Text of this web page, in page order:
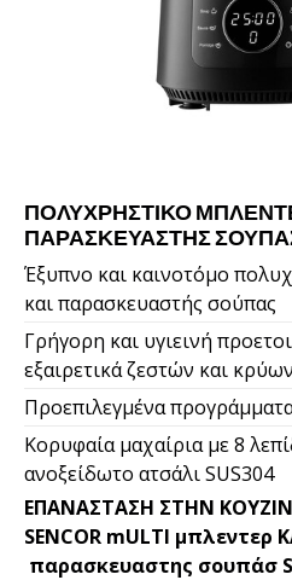
ΠΟΛΥΧΡΗΣΤΙΚΟ
ΠΑΡΑΣΚΕΥΑΣΤΗΣ
Έξυπνο και καινοτόμο
και παρασκευαστής σούπας
Γρήγορη και υγιεινή
εξαιρετικά ζεστών και
Προεπιλεγμένα
Κορυφαία μαχαίρια με 8
ανοξείδωτο ατσάλι SUS304
ΕΠΑΝΑΣΤΑΣΗ ΣΤΗΝ
SENCOR mULTI μπλεντερ
παρασκευαστης σουπάσ